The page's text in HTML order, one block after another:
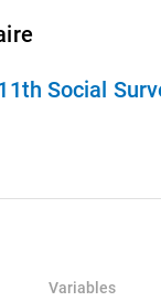
Social
Variables